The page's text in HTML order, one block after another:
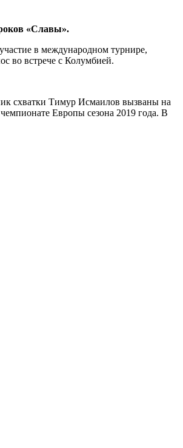
«Славы».
в международном турнире,
во встрече с Колумбией.
схватки Тимур Исмаилов вызваны на
Европы сезона 2019 года. В